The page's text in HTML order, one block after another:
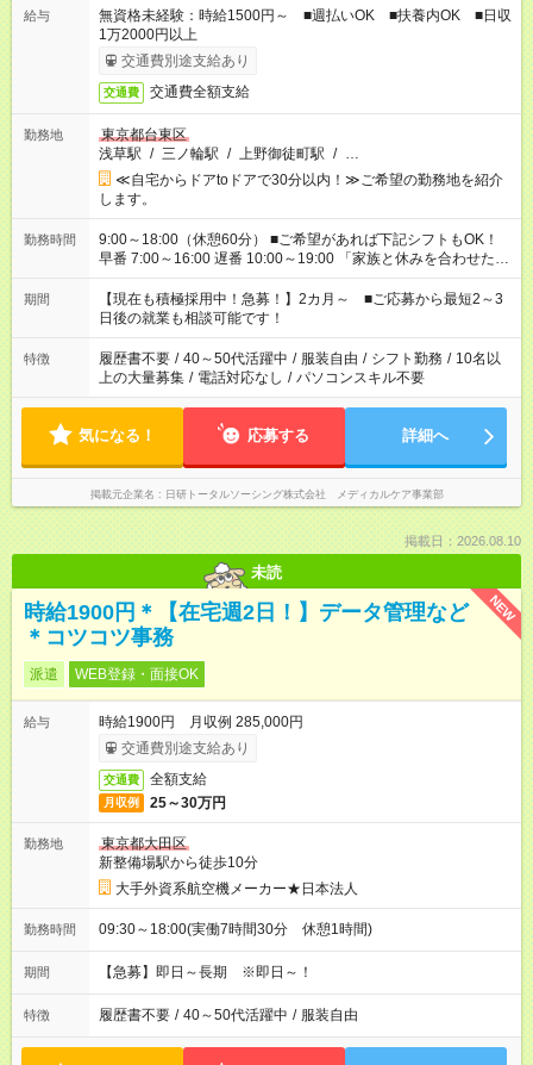
給与
無資格未経験：時給1500円～ ■週払いOK ■扶養内OK ■日収
1万2000円以上
交通費別途支給あり
交通費 交通費全額支給
勤務地
東京都台東区
浅草駅 / 三ノ輪駅 / 上野御徒町駅 / …
≪自宅からドアtoドアで30分以内！≫ご希望の勤務地を紹介
します。
勤務時間
9:00～18:00（休憩60分） ■ご希望があれば下記シフトもOK！
早番 7:00～16:00 遅番 10:00～19:00 「家族と休みを合わせた
い」 「余裕を持って夕飯の準備がしたい」 「できれば残業はし
たくない」 など、ご希望を教えてくださいね。 ※Wワーク希望
の方へ 今ご覧のお仕事で希望する勤務時間と、もう1つのお仕事
の勤務時間。 合計で週40時間を超える場合は応募できません。
期間
【現在も積極採用中！急募！】2カ月～ ■ご応募から最短2～3
日後の就業も相談可能です！
特徴 履歴書不要 / 40～50代活躍中 / 服装自由 / シフト勤務 / 10名以
上の大量募集 / 電話対応なし / パソコンスキル不要
気になる！ 応募する 詳細へ
掲載元企業名 日研トータルソーシング株式会社 メディカルケア事業部
掲載日：2026.08.10
未読
NEW
時給1900円＊【在宅週2日！】データ管理など
＊コツコツ事務
派遣 WEB登録・面接OK
給与
時給1900円 月収例 285,000円
交通費別途支給あり
交通費 全額支給
月収例 25～30万円
勤務地
東京都大田区
新整備場駅から徒歩10分
大手外資系航空機メーカー★日本法人
勤務時間 09:30～18:00(実働7時間30分 休憩1時間)
期間 【急募】即日～長期 ※即日～！
特徴 履歴書不要 / 40～50代活躍中 / 服装自由